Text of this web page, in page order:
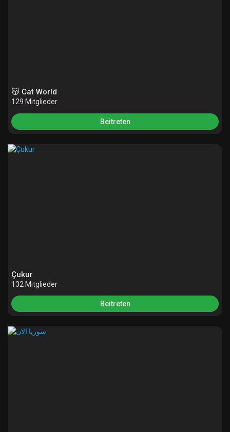
😽 Cat World
129 Mitglieder
Beitreten
Çukur
132 Mitglieder
Beitreten